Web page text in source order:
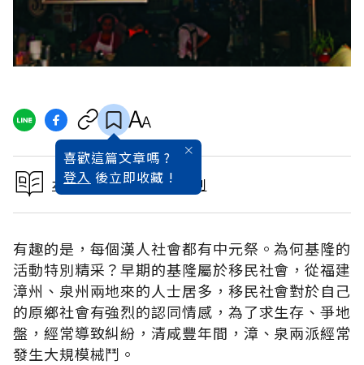
喜歡這篇文章嗎 ?
登入 後立即收藏 !
本文出自2013年節慶專刊
有趣的是，每個漢人社會都有中元祭。為何基隆的
活動特別精采？早期的基隆屬於移民社會，從福建
漳州、泉州兩地來的人士居多，移民社會對於自己
的原鄉社會有強烈的認同情感，為了求生存、爭地
盤，經常導致糾紛，清咸豐年間，漳、泉兩派經常
發生大規模械鬥。